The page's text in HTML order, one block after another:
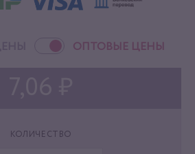
ОПТОВЫЕ ЦЕНЫ
КОЛИЧЕСТВО